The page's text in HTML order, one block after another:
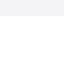
ειδικές
ασπρόμαυρη, είτε